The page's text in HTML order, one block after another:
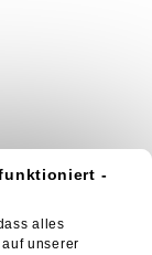
-
alles
unserer